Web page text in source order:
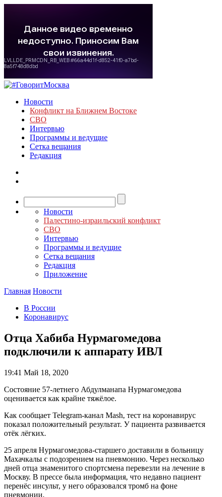
Новости
Конфликт на Ближнем Востоке
СВО
Интервью
Программы и ведущие
Сетка вещания
Редакция
Новости
Палестино-израильский конфликт
СВО
Интервью
Программы и ведущие
Сетка вещания
Редакция
Приложение
Главная Новости
В России
Коронавирус
Отца Хабиба Нурмагомедова
подключили к аппарату ИВЛ
19:41 Май 18, 2020
Состояние 57-летнего Абдулманапа Нурмагомедова
оценивается как крайне тяжёлое.
Как сообщает Telegram-канал Mash, тест на коронавирус
показал положительный результат. У пациента развивается
отёк лёгких.
25 апреля Нурмагомедова-старшего доставили в больницу
Махачкалы с подозрением на пневмонию. Через несколько
дней отца знаменитого спортсмена перевезли на лечение в
Москву. В прессе была информация, что недавно пациент
перенёс инсульт, у него образовался тромб на фоне
пневмонии.